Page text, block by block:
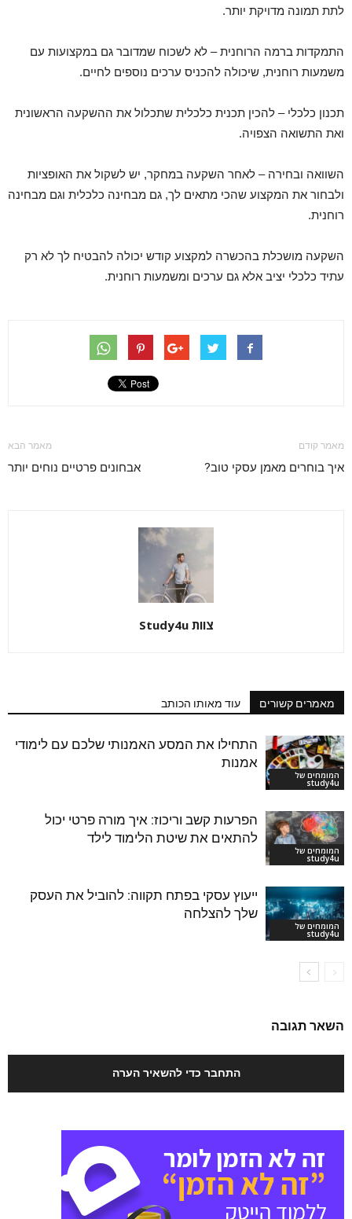
לתת תמונה מדויקת יותר.
התמקדות ברמה הרוחנית – לא לשכוח שמדובר גם במקצועות עם
משמעות רוחנית, שיכולה להכניס ערכים נוספים לחיים.
תכנון כלכלי – להכין תכנית כלכלית שתכלול את ההשקעה הראשונית
ואת התשואה הצפויה.
השוואה ובחירה – לאחר השקעה במחקר, יש לשקול את האופציות
ולבחור את המקצוע שהכי מתאים לך, גם מבחינה כלכלית וגם מבחינה
רוחנית.
השקעה מושכלת בהכשרה למקצוע קודש יכולה להבטיח לך לא רק
עתיד כלכלי יציב אלא גם ערכים ומשמעות רוחנית.
מאמר קודם
איך בוחרים מאמן עסקי טוב?
מאמר הבא
אבחונים פרטיים נוחים יותר
צוות Study4u
מאמרים קשורים עוד מאותו הכותב
המומחים של
study4u
התחילו את המסע האמנותי שלכם עם לימודי
אמנות
המומחים של
study4u
הפרעות קשב וריכוז: איך מורה פרטי יכול
להתאים את שיטת הלימוד לילד
המומחים של
study4u
ייעוץ עסקי בפתח תקווה: להוביל את העסק
שלך להצלחה
השאר תגובה
התחבר כדי להשאיר הערה